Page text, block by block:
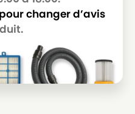
T 3900
TB 33
TB 34
changer d’avis